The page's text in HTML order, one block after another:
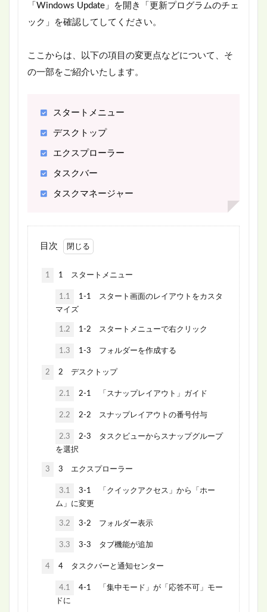
「Windows Update」を開き「更新プログラムのチェ
ック」を確認してしてください。
ここからは、以下の項目の変更点などについて、そ
の一部をご紹介いたします。
スタートメニュー
デスクトップ
エクスプローラー
タスクバー
タスクマネージャー
目次
1 1 スタートメニュー
1.1
1-1 スタート画面のレイアウトをカスタ
マイズ
1.2 1-2 スタートメニューで右クリック
1.3 1-3 フォルダーを作成する
2 2 デスクトップ
2.1 2-1 「スナップレイアウト」ガイド
2.2 2-2 スナップレイアウトの番号付与
2.3
2-3 タスクビューからスナップグループ
を選択
3 3 エクスプローラー
3.1
3-1 「クイックアクセス」から「ホー
ム」に変更
3.2 3-2 フォルダー表示
3.3 3-3 タブ機能が追加
4 4 タスクバーと通知センター
4.1
4-1 「集中モード」が「応答不可」モー
ドに